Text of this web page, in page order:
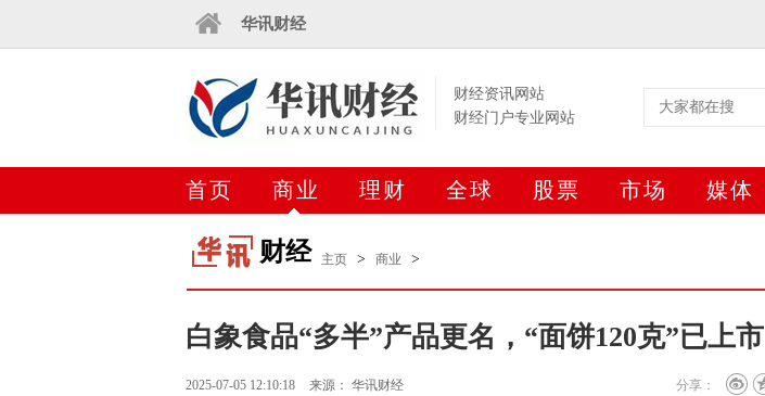
华讯财经
财经资讯网站
财经门户专业网站
首页 商业 理财 全球 股票 市场 媒体
财经 主页 > 商业 >
白象食品“多半”产品更名，“面饼120克”已上市
2025-07-05 12:10:18 来源： 华讯财经 分享：